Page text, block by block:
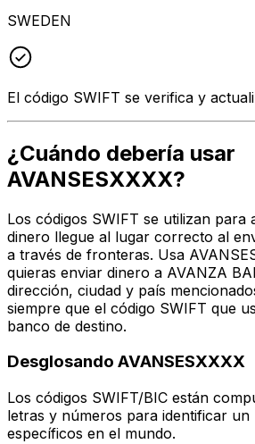
SWEDEN
El código SWIFT se verifica y
¿Cuándo debería usar
AVANSESXXXX?
Los códigos SWIFT se utilizan para
dinero llegue al lugar correcto al
a través de fronteras. Usa
quieras enviar dinero a AVANZA
dirección, ciudad y país
siempre que el código SWIFT que
banco de destino.
Desglosando AVANSESXXXX
Los códigos SWIFT/BIC están
letras y números para identificar
específicos en el mundo.